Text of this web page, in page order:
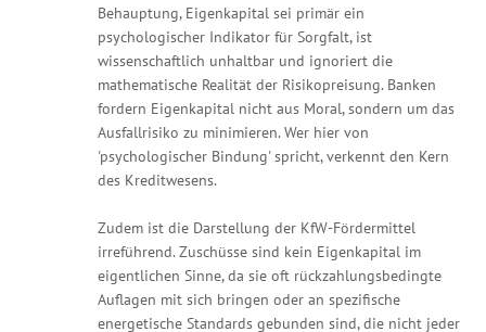
Behauptung, Eigenkapital sei primär ein
psychologischer Indikator für Sorgfalt, ist
wissenschaftlich unhaltbar und ignoriert die
mathematische Realität der Risikopreisung. Banken
fordern Eigenkapital nicht aus Moral, sondern um das
Ausfallrisiko zu minimieren. Wer hier von
'psychologischer Bindung' spricht, verkennt den Kern
des Kreditwesens.
Zudem ist die Darstellung der KfW-Fördermittel
irreführend. Zuschüsse sind kein Eigenkapital im
eigentlichen Sinne, da sie oft rückzahlungsbedingte
Auflagen mit sich bringen oder an spezifische
energetische Standards gebunden sind, die nicht jeder